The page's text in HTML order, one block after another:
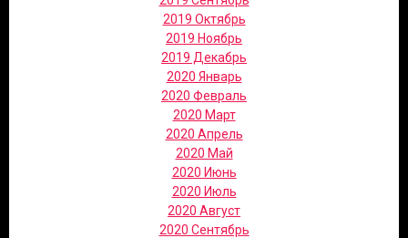
2019 Октябрь
2019 Ноябрь
2019 Декабрь
2020 Январь
2020 Февраль
2020 Март
2020 Апрель
2020 Май
2020 Июнь
2020 Июль
2020 Август
2020 Сентябрь